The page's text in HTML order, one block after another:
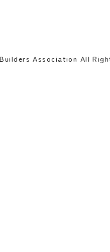
Association All